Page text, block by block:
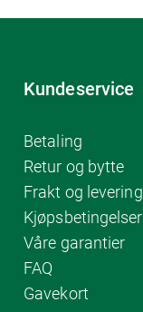
Kundeservice
Betaling
Retur og bytte
Frakt og levering
Kjøpsbetingelser
Våre garantier
FAQ
Gavekort